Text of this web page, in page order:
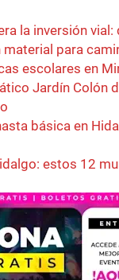
la inversión
para
escolares en
Jardín Colón
básica en
estos 12